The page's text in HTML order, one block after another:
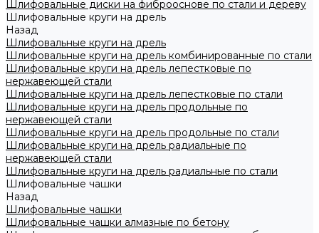
Шлифовальные диски на фиброоснове по стали и дереву
Шлифовальные круги на дрель
Назад
Шлифовальные круги на дрель
Шлифовальные круги на дрель комбинированные по стали
Шлифовальные круги на дрель лепестковые по
нержавеющей стали
Шлифовальные круги на дрель лепестковые по стали
Шлифовальные круги на дрель продольные по
нержавеющей стали
Шлифовальные круги на дрель продольные по стали
Шлифовальные круги на дрель радиальные по
нержавеющей стали
Шлифовальные круги на дрель радиальные по стали
Шлифовальные чашки
Назад
Шлифовальные чашки
Шлифовальные чашки алмазные по бетону